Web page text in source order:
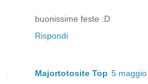
buonissime feste :D
Rispondi
Majortotosite Top 5